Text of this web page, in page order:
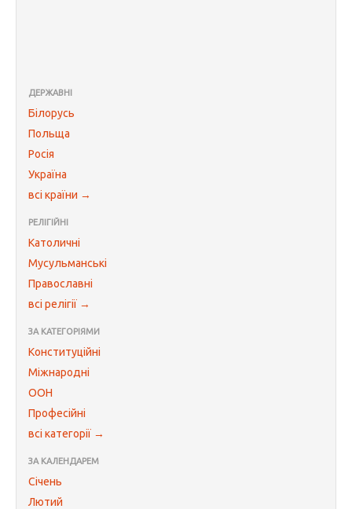
ДЕРЖАВНІ
Білорусь
Польща
Росія
Україна
всі країни →
РЕЛІГІЙНІ
Католичні
Мусульманські
Православні
всі релігії →
ЗА КАТЕГОРІЯМИ
Конституційні
Міжнародні
ООН
Професійні
всі категорії →
ЗА КАЛЕНДАРЕМ
Січень
Лютий